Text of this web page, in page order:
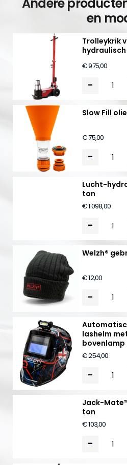
en
Trolleykrik
hydraulisch
€ 975,00
-
Slow Fill
€ 75,00
-
Lucht-
ton
€ 1.098,00
-
Welzh®
€ 12,00
-
lashelm
bovenlamp
€ 254,00
-
Jack-
ton
€ 103,00
-